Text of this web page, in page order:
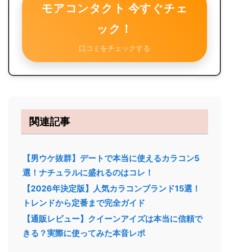
モアコンタクト 今すぐチェ
ック！
口コミをチェックする
関連記事
【男ウケ抜群】デートで本当に使えるカラコン5
選！ナチュラルに盛れるのはコレ！
【2026年決定版】人気カラコンブランド15選！
トレンドから定番まで完全ガイド
【通販レビュー】クイーンアイズは本当に信頼で
きる？実際に使ってみた本音レポ